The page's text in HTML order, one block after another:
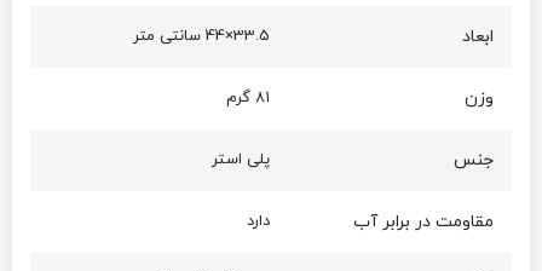
ابعاد 33.5×44 سانتی متر
وزن 81 گرم
جنس پلی استر
مقاومت در برابر آب دارد